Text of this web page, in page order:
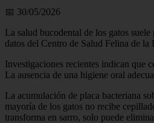
📅 30/05/2026
La salud bucodental de los gatos
datos del Centro de Salud Felina de
Investigaciones recientes indican que
La ausencia de una higiene oral
La acumulación de placa bacteriana
mayoría de los gatos no recibe
transforma en sarro, solo puede